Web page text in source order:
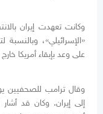
وكانت تعهدت إيران
«الإسرائيلي»،
على وعد بإبقاء أمريكا
وقال ترامب للصحفيين
إلى إيران. وكان قد